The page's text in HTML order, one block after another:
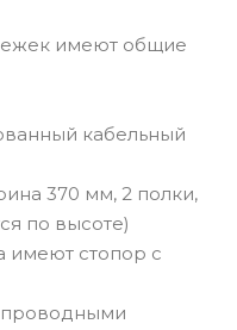
имеют общие
кабельный
370 мм, 2 полки,
по высоте)
имеют стопор с